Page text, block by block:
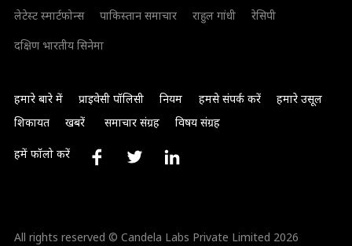
लेटेस्ट स्मार्टफोन्स
पाकिस्तान समाचार राहुल गांधी
रेसिपी
दक्षिण भारतीय सिनेमा
हमारे बारे में प्राइवेसी पॉलिसी नियम हमसे संपर्क करें
हमारे उसूल
शिकायत
खबरें समाचार संग्रह विषय संग्रह
हमें फॉलो करें
All rights reserved © Candela Labs Private Limited 2026